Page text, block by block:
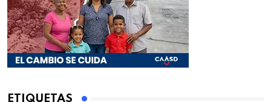
ETIQUETAS